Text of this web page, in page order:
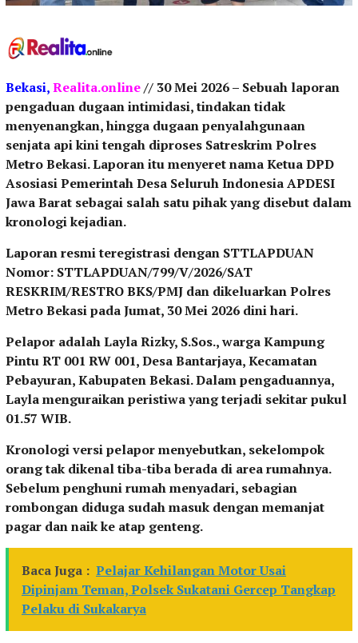
Bekasi,Realita.online// 30 Mei 2026 – Sebuah laporan
pengaduan dugaan intimidasi, tindakan tidak
menyenangkan, hingga dugaan penyalahgunaan
senjata api kini tengah diproses Satreskrim Polres
Metro Bekasi. Laporan itu menyeret nama Ketua DPD
Asosiasi Pemerintah Desa Seluruh Indonesia APDESI
Jawa Barat sebagai salah satu pihak yang disebut dalam
kronologi kejadian.
Laporan resmi teregistrasi dengan STTLAPDUAN
Nomor: STTLAPDUAN/799/V/2026/SAT
RESKRIM/RESTRO BKS/PMJ dan dikeluarkan Polres
Metro Bekasi pada Jumat, 30 Mei 2026 dini hari.
Pelapor adalah Layla Rizky, S.Sos., warga Kampung
Pintu RT 001 RW 001, Desa Bantarjaya, Kecamatan
Pebayuran, Kabupaten Bekasi. Dalam pengaduannya,
Layla menguraikan peristiwa yang terjadi sekitar pukul
01.57 WIB.
Kronologi versi pelapor menyebutkan, sekelompok
orang tak dikenal tiba-tiba berada di area rumahnya.
Sebelum penghuni rumah menyadari, sebagian
rombongan diduga sudah masuk dengan memanjat
pagar dan naik ke atap genteng.
Baca Juga : Pelajar Kehilangan Motor Usai
Dipinjam Teman, Polsek Sukatani Gercep Tangkap
Pelaku di Sukakarya